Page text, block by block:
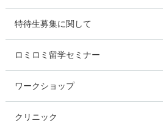
特待生募集に関して
ロミロミ留学セミナー
ワークショップ
クリニック